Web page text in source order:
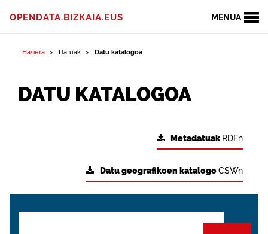
MENUA
OPENDATA.BIZKAIA.EUS
Hasiera Datuak Datu katalogoa
DATU KATALOGOA
Metadatuak RDFn
Datu geografikoen katalogoCSWn